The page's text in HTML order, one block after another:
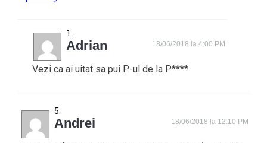
Adrian 18/06/2018 la 4:00 PM
Vezi ca ai uitat sa pui P-ul de la P****
Andrei 18/06/2018 la 12:10 PM